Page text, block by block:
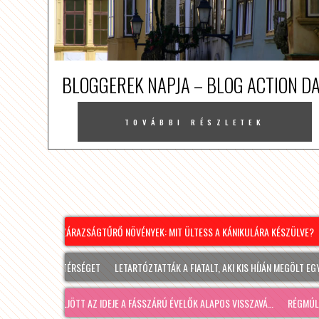
BLOGGEREK NAPJA – BLOG ACTION
TOVÁBBI RÉSZLETEK
SZÁRAZSÁGTŰRŐ NÖVÉNYEK: MIT ÜLTESS A KÁNIKULÁRA KÉSZÜLVE?
MINDENKI
ÉS A TÉRSÉGET LETARTÓZTATTÁK A FIATALT, AKI KIS HÍJÁN MEGÖLT EGY 28
ÍGY ELJÖTT AZ IDEJE A FÁSSZÁRÚ ÉVELŐK ALAPOS VISSZAVÁ… RÉGMÚLT